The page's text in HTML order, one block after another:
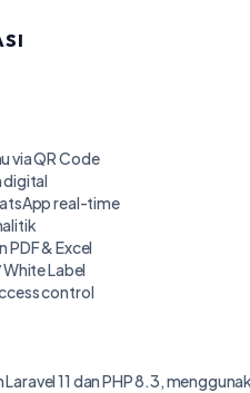
via QR Code
digital
real-time
PDF & Excel
Label
control
11 dan PHP 8.3,